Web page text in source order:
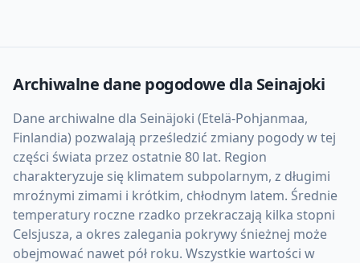
Archiwalne dane pogodowe dla Seinajoki
Dane archiwalne dla Seinäjoki (Etelä-Pohjanmaa,
Finlandia) pozwalają prześledzić zmiany pogody w tej
części świata przez ostatnie 80 lat. Region
charakteryzuje się klimatem subpolarnym, z długimi
mroźnymi zimami i krótkim, chłodnym latem. Średnie
temperatury roczne rzadko przekraczają kilka stopni
Celsjusza, a okres zalegania pokrywy śnieżnej może
obejmować nawet pół roku. Wszystkie wartości w